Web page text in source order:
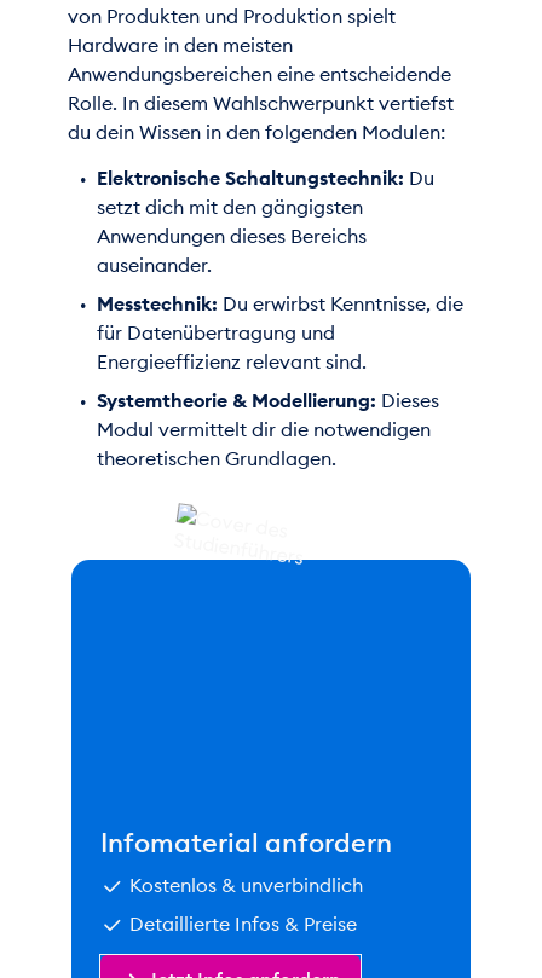
von Produkten und Produktion spielt
Hardware in den meisten
Anwendungsbereichen eine entscheidende
Rolle. In diesem Wahlschwerpunkt vertiefst
du dein Wissen in den folgenden Modulen:
Elektronische Schaltungstechnik: Du
setzt dich mit den gängigsten
Anwendungen dieses Bereichs
auseinander.
Messtechnik: Du erwirbst Kenntnisse, die
für Datenübertragung und
Energieeffizienz relevant sind.
Systemtheorie & Modellierung: Dieses
Modul vermittelt dir die notwendigen
theoretischen Grundlagen.
Infomaterial anfordern
Kostenlos & unverbindlich
Detaillierte Infos & Preise